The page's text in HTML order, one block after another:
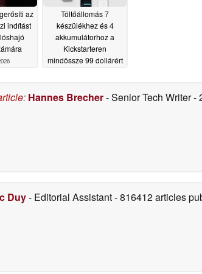
az
indítást
Töltőállomás 7
készülékhez és 4
akkumulátorhoz a
Kickstarteren
mindössze 99 dollárért
: Hannes Brecher- Senior Tech Writer-
Duy- Editorial Assistant- 816412 articles